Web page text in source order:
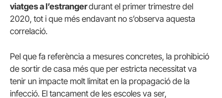
viatges a l’estrangerdurant el primer trimestre del
2020, tot i que més endavant no s’observa aquesta
correlació.
Pel que fa referència a mesures concretes, la prohibició
de sortir de casa més que per estricta necessitat va
tenir un impacte molt limitat en la propagació de la
infecció. El tancament de les escoles va ser,